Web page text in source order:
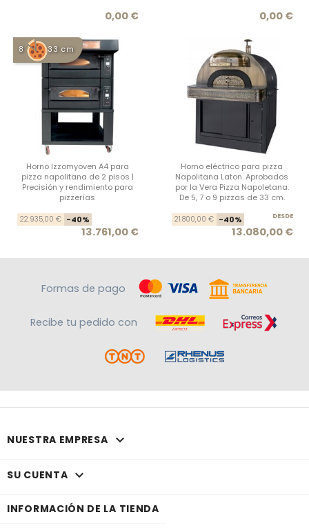
Precio
0,00 € 0,00 €
8 33 cm
Horno Izzomyoven A4 para
pizza napolitana de 2 pisos |
Precisión y rendimiento para
pizzerías
Precio base
22.935,00 € -40%
13.761,00 €
Horno eléctrico para pizza
Napolitana Laton. Aprobados
por la Vera Pizza Napoletana.
De 5, 7 o 9 pizzas de 33 cm.
21.800,00 € -40% DESDE
13.080,00 €
Formas de pago
Recibe tu pedido con
NUESTRA EMPRESA 
SU CUENTA 
INFORMACIÓN DE LA TIENDA